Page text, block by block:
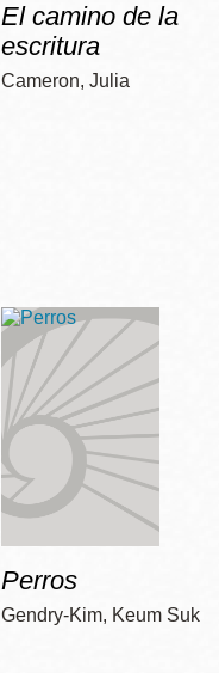
El camino de la
escritura
Cameron, Julia
Perros
Gendry-Kim, Keum Suk